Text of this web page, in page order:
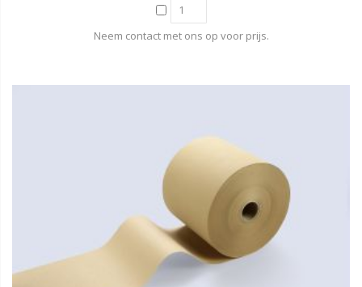
Neem contact met ons op voor prijs.